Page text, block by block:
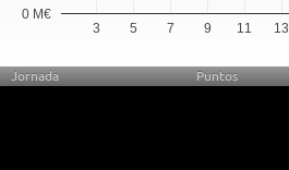
3 5 7 9 11 13
0 M€
Jornada Puntos